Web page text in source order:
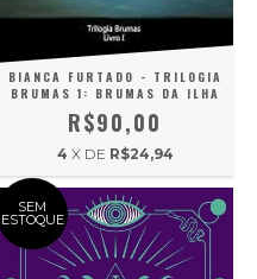
BIANCA FURTADO - TRILOGIA
BRUMAS 1: BRUMAS DA ILHA
R$90,00
4 X DE R$24,94
SEM
ESTOQUE